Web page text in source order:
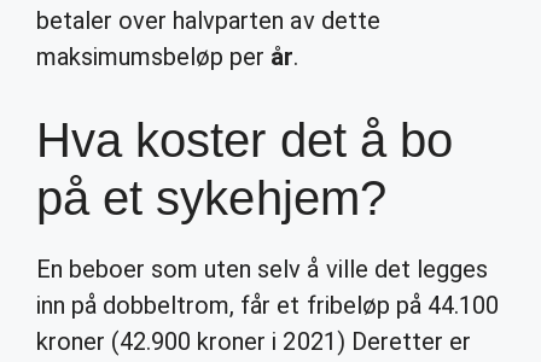
betaler over halvparten av dette
maksimumsbeløp per år.
Hva koster det å bo
på et sykehjem?
En beboer som uten selv å ville det legges
inn på dobbeltrom, får et fribeløp på 44.100
kroner (42.900 kroner i 2021) Deretter er